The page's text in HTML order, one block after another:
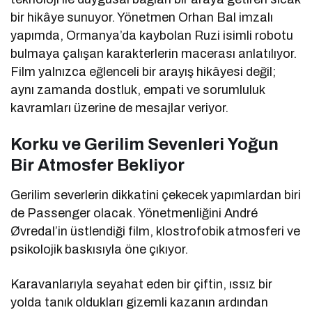
bir hikâye sunuyor. Yönetmen Orhan Bal imzalı
yapımda, Ormanya’da kaybolan Ruzi isimli robotu
bulmaya çalışan karakterlerin macerası anlatılıyor.
Film yalnızca eğlenceli bir arayış hikâyesi değil;
aynı zamanda dostluk, empati ve sorumluluk
kavramları üzerine de mesajlar veriyor.
Korku ve Gerilim Sevenleri Yoğun
Bir Atmosfer Bekliyor
Gerilim severlerin dikkatini çekecek yapımlardan biri
de Passenger olacak. YönetmenliğiniAndré
Øvredal’in üstlendiği film, klostrofobik atmosferi ve
psikolojik baskısıyla öne çıkıyor.
Karavanlarıyla seyahat eden bir çiftin, ıssız bir
yolda tanık oldukları gizemli kazanın ardından